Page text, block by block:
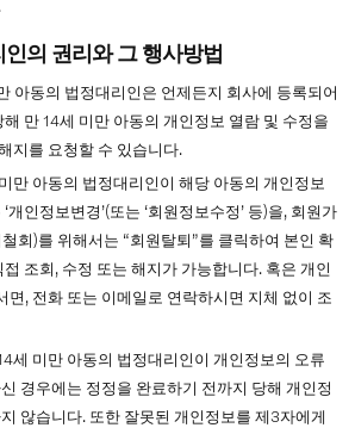
인의 권리와 그 행사방법
아동의 법정대리인은 언제든지 회사에 등록되어
만 14세 미만 아동의 개인정보 열람 및 수정을
지를 요청할 수 있습니다.
만 아동의 법정대리인이 해당 아동의 개인정보
개인정보변경’(또는 ‘회원정보수정’ 등)을, 회원가
회)를 위해서는 “회원탈퇴”를 클릭하여 본인 확
조회, 수정 또는 해지가 가능합니다. 혹은 개인
면, 전화 또는 이메일로 연락하시면 지체 없이 조
세 미만 아동의 법정대리인이 개인정보의 오류
경우에는 정정을 완료하기 전까지 당해 개인정
않습니다. 또한 잘못된 개인정보를 제3자에게